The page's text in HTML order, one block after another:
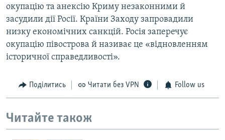
окупацію та анексію Криму незаконними й
засудили дії Росії. Країни Заходу запровадили
низку економічних санкцій. Росія заперечує
окупацію півострова й називає це «відновленням
історичної справедливості».
Поділитись Читати без VPN Follow us
Читайте також